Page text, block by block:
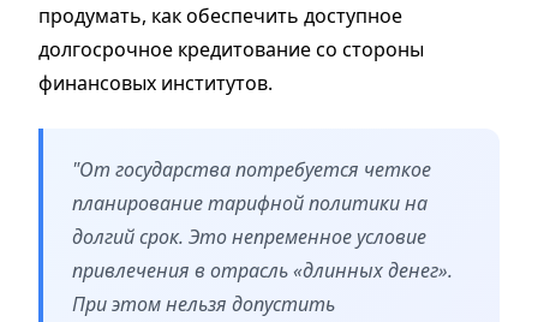
продумать, как обеспечить доступное
долгосрочное кредитование со стороны
финансовых институтов.
"От государства потребуется четкое
планирование тарифной политики на
долгий срок. Это непременное условие
привлечения в отрасль «длинных денег».
При этом нельзя допустить